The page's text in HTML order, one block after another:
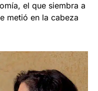
el que siembra a
metió en la cabeza